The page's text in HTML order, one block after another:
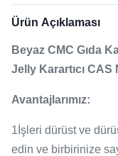
Ürün Açıklaması
Beyaz CMC Gıda
Jelly Karartıcı CAS
Avantajlarımız:
1İşleri dürüst ve
edin ve birbirinize